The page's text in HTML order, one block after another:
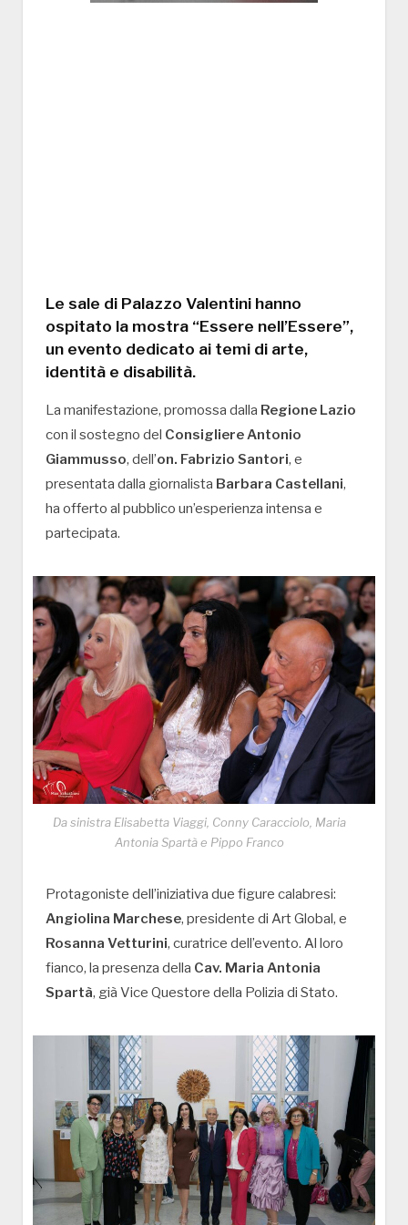
Le sale di Palazzo Valentini hanno
ospitato la mostra “Essere nell’Essere”,
un evento dedicato ai temi di arte,
identità e disabilità.
La manifestazione, promossa dalla Regione Lazio
con il sostegno del Consigliere Antonio
Giammusso, dell’on. Fabrizio Santori, e
presentata dalla giornalista Barbara Castellani,
ha offerto al pubblico un’esperienza intensa e
partecipata.
Da sinistra Elisabetta Viaggi, Conny Caracciolo, Maria
Antonia Spartà e Pippo Franco
Protagoniste dell’iniziativa due figure calabresi:
Angiolina Marchese, presidente di Art Global, e
Rosanna Vetturini, curatrice dell’evento. Al loro
fianco, la presenza della Cav. Maria Antonia
Spartà, già Vice Questore della Polizia di Stato.